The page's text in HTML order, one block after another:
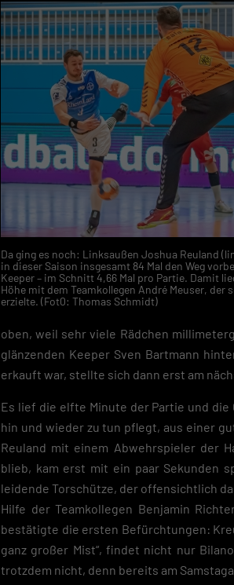
Da ging es noch: Linksaußen Joshua Reuland
in dieser Saison insgesamt 84 Mal den Weg
Keeper – im Schnitt 4,66 Mal pro Partie. Damit
Höhe mit dem Teamkollegen André Meuser, der
erzielte. (Fot0: Thomas Schmidt)
oben, weil sehr viele Rädchen
glänzenden Keeper Sven Bartmann
erkauft war, stellte sich dann erst am
Es lief die elfte Minute der Partie und
hin und wieder zu tun pflegt, aus einer
Reuland mit einem Abwehrspieler der
blieb, kam erst mit ein paar Sekunden
leidende Torschütze, der offensichtlich
Hilfe der Teamkollegen Benjamin
bestätigte die ersten Befürchtungen:
ganz großer Mist“, findet nicht nur
trotzdem nicht, denn bereits am